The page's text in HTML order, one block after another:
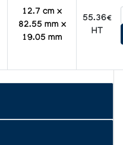
12.7 cm x
82.55 mm x
19.05 mm
55.36€
HT